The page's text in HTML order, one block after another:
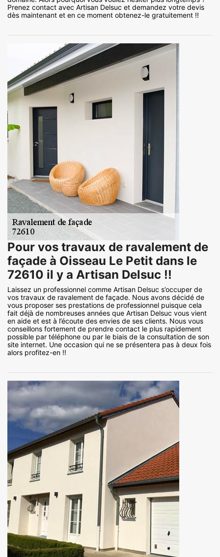
Prenez contact avec Artisan Delsuc et demandez votre devis
dès maintenant et en ce moment obtenez-le gratuitement !!
Pour vos travaux de ravalement de
façade à Oisseau Le Petit dans le
72610 il y a Artisan Delsuc !!
Laissez un professionnel comme Artisan Delsuc s’occuper de
vos travaux de ravalement de façade. Nous avons décidé de
vous proposer ses prestations de professionnel puisque cela
fait déjà de nombreuses années que Artisan Delsuc vous vient
en aide et est à l’écoute des envies de ses clients. Nous vous
conseillons fortement de prendre contact le plus rapidement
possible par téléphone ou par le biais de la consultation de son
site internet. Une occasion qui ne se présentera pas à deux fois
alors profitez-en !!